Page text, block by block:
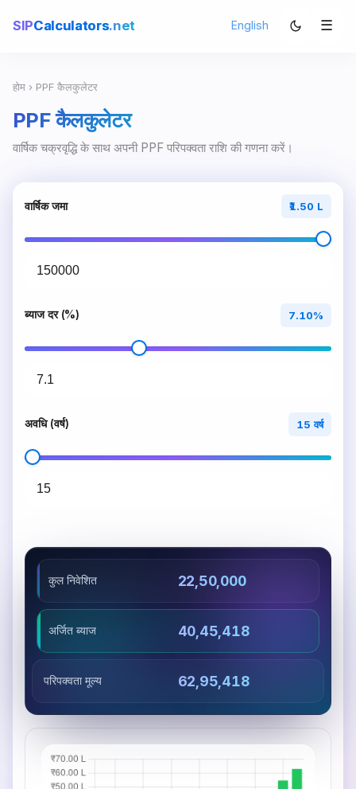
SIPCalculators.net English ☰
होम › PPF कैलकुलेटर
PPF कैलकुलेटर
वार्षिक चक्रवृद्धि के साथ अपनी PPF परिपक्वता राशि की गणना करें।
वार्षिक जमा ₹1.50 L
ब्याज दर (%) 7.10%
अवधि (वर्ष) 15 वर्ष
कुल निवेशित ₹22,50,000
अर्जित ब्याज ₹40,45,418
परिपक्वता मूल्य ₹62,95,418